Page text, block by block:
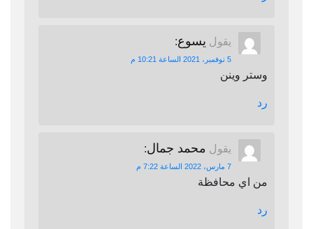
يقول يسوع:
5 نوفمبر، 2021 الساعة 10:21 م
وستر وينن
رد
يقول محمد جمال:
7 مارس، 2022 الساعة 7:22 م
من اي محافظة
رد